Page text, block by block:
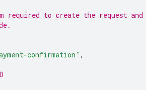
required to create the request and
confirmation" ,